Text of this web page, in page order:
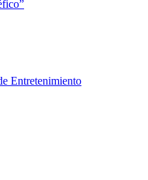
Entretenimiento